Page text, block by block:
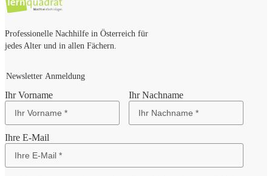
Professionelle Nachhilfe in Österreich für
jedes Alter und in allen Fächern.
Newsletter Anmeldung
Ihr Vorname Ihr Nachname
Ihre E-Mail